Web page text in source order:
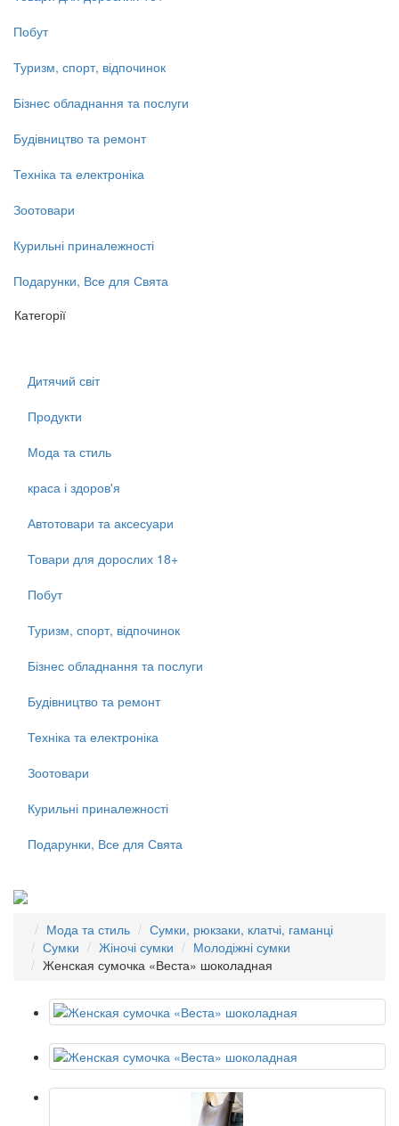
Побут
Туризм, спорт, відпочинок
Бізнес обладнання та послуги
Будівництво та ремонт
Техніка та електроніка
Зоотовари
Курильні приналежності
Подарунки, Все для Свята
Категорії
Дитячий світ
Продукти
Мода та стиль
краса і здоров'я
Автотовари та аксесуари
Товари для дорослих 18+
Побут
Туризм, спорт, відпочинок
Бізнес обладнання та послуги
Будівництво та ремонт
Техніка та електроніка
Зоотовари
Курильні приналежності
Подарунки, Все для Свята
Мода та стиль
Сумки, рюкзаки, клатчі, гаманці
Сумки
Жіночі сумки
Молодіжні сумки
Женская сумочка «Веста» шоколадная